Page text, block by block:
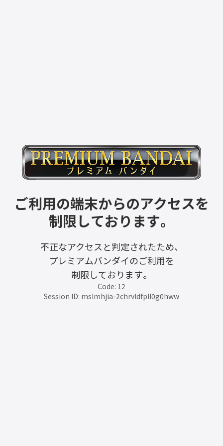
ご利用の端末からのアクセスを
制限しております。
不正なアクセスと判定されたため、
プレミアムバンダイのご利用を
制限しております。
Code: 12
Session ID: mslmhjia-2chrvldfpll0g0hww